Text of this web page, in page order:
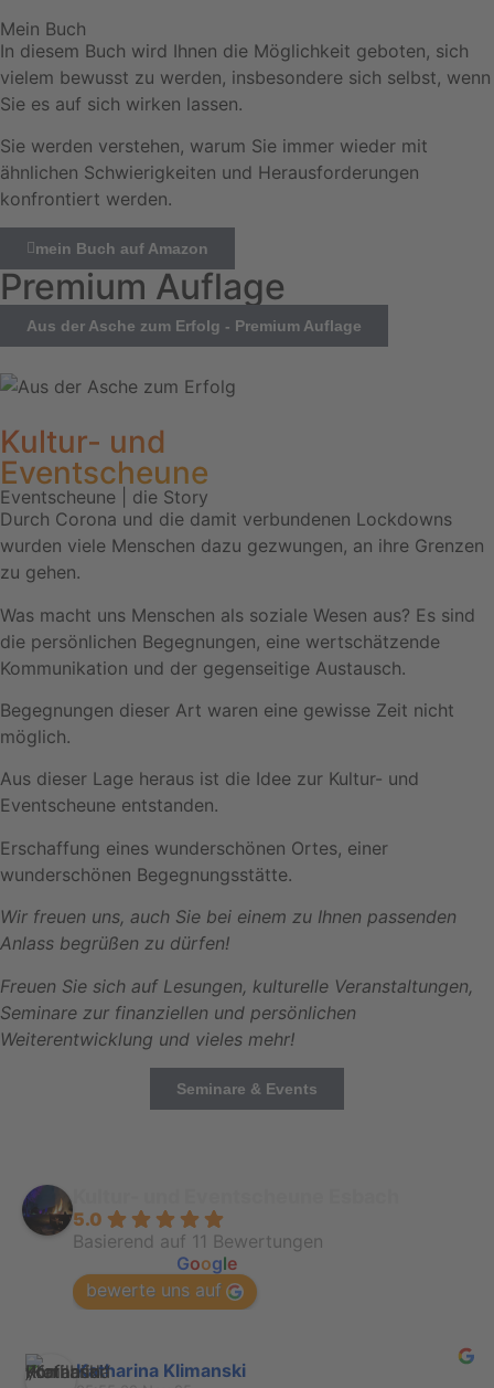
Mein Buch
In diesem Buch wird Ihnen die Möglichkeit geboten, sich
vielem bewusst zu werden, insbesondere sich selbst, wenn
Sie es auf sich wirken lassen.
Sie werden verstehen, warum Sie immer wieder mit
ähnlichen Schwierigkeiten und Herausforderungen
konfrontiert werden.
mein Buch auf Amazon
Premium Auflage
Aus der Asche zum Erfolg - Premium Auflage
Kultur- und
Eventscheune​
Eventscheune | die Story
Durch Corona und die damit verbundenen Lockdowns
wurden viele Menschen dazu gezwungen, an ihre Grenzen
zu gehen.
Was macht uns Menschen als soziale Wesen aus? Es sind
die persönlichen Begegnungen, eine wertschätzende
Kommunikation und der gegenseitige Austausch.
Begegnungen dieser Art waren eine gewisse Zeit nicht
möglich.
Aus dieser Lage heraus ist die Idee zur Kultur- und
Eventscheune entstanden.
Erschaffung eines wunderschönen Ortes, einer
wunderschönen Begegnungsstätte.
Wir freuen uns, auch Sie bei einem zu Ihnen passenden
Anlass begrüßen zu dürfen!
Freuen Sie sich auf Lesungen, kulturelle Veranstaltungen,
Seminare zur finanziellen und persönlichen
Weiterentwicklung und vieles mehr!
Seminare & Events
5.0
Basierend auf 11 Bewertungen
Google
bewerte uns auf
Katharina Klimanski